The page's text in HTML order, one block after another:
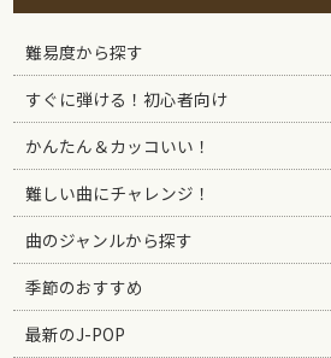
難易度から探す
すぐに弾ける！初心者向け
かんたん＆カッコいい！
難しい曲にチャレンジ！
曲のジャンルから探す
季節のおすすめ
最新のJ-POP